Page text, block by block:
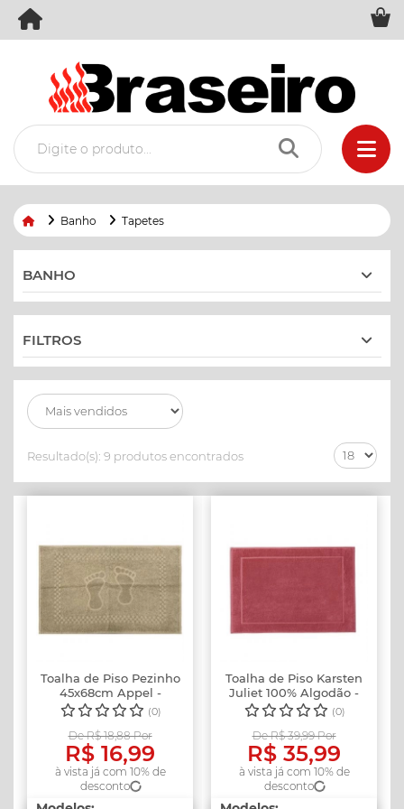
Banho Tapetes
BANHO
FILTROS
Resultado(s): 9 produtos encontrados
Toalha de Piso Pezinho
45x68cm Appel -
Castanho
(0)
De R$ 18,88 Por
R$ 16,99
à vista já com 10% de
desconto
Toalha de Piso Karsten
Juliet 100% Algodão -
Carm...
(0)
De R$ 39,99 Por
R$ 35,99
à vista já com 10% de
desconto